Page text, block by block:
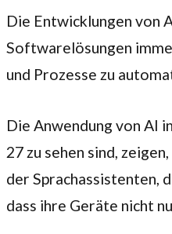
Die Entwicklungen von
Softwarelösungen
und Prozesse zu
Die Anwendung von AI
27 zu sehen sind,
der Sprachassistenten,
dass ihre Geräte nicht